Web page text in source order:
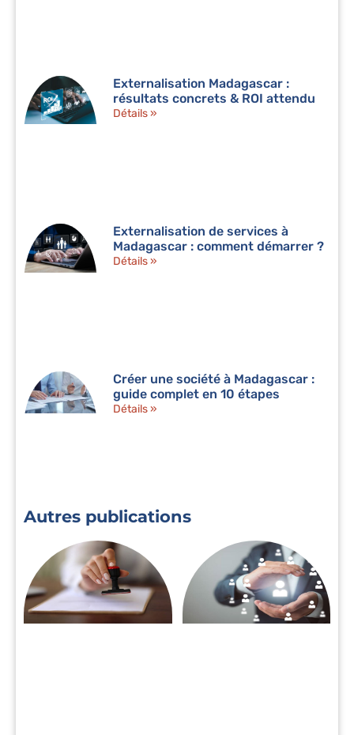
Externalisation Madagascar :
résultats concrets & ROI attendu
Détails »
Externalisation de services à
Madagascar : comment démarrer ?
Détails »
Créer une société à Madagascar :
guide complet en 10 étapes
Détails »
Autres publications